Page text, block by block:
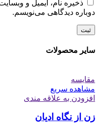
ذخیره نام، ایمیل و
دوباره دیدگاهی می‌نویسم.
سایر محصولات
مقایسه
مشاهده سریع
افزودن به علاقه مندی
زن از نگاه ادیان